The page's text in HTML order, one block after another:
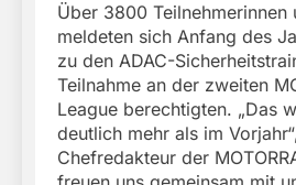
Über 3800 Teilnehmerinnen
meldeten sich Anfang des
zu den ADAC-
Teilnahme an der zweiten
League berechtigten. „Das
deutlich mehr als im
Chefredakteur der